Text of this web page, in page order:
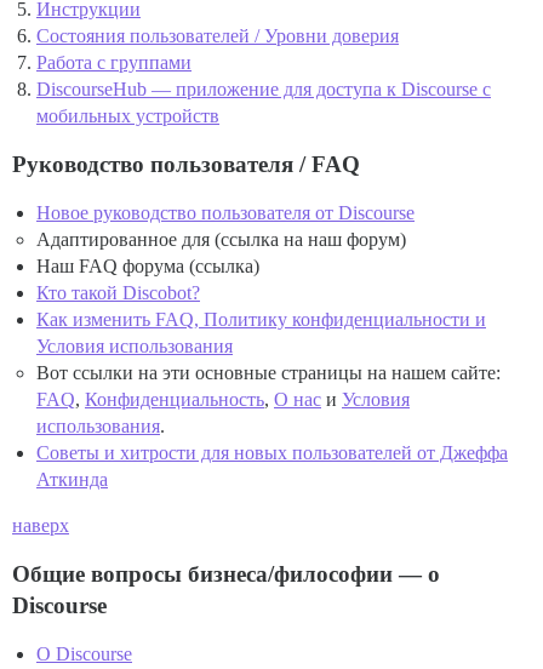
Инструкции
Состояния пользователей / Уровни доверия
Работа с группами
DiscourseHub — приложение для доступа к Discourse с
мобильных устройств
Руководство пользователя / FAQ
Новое руководство пользователя от Discourse
Адаптированное для (ссылка на наш форум)
Наш FAQ форума (ссылка)
Кто такой Discobot?
Как изменить FAQ, Политику конфиденциальности и
Условия использования
Вот ссылки на эти основные страницы на нашем сайте:
FAQ, Конфиденциальность, О нас и Условия
использования.
Советы и хитрости для новых пользователей от Джеффа
Аткинда
наверх
Общие вопросы бизнеса/философии — о
Discourse
О Discourse